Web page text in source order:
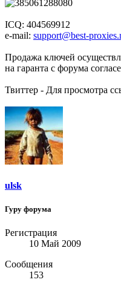
ICQ: 404569912
e-mail: support@best-
Продажа ключей
на гаранта с форума
Твиттер - Для просмотра
ulsk
Гуру форума
Регистрация
10 Май 2009
Сообщения
153